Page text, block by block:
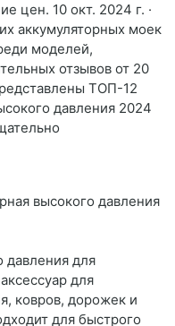
цен. 10 окт. 2024 г. ·
аккумуляторных моек
моделей,
отзывов от 20
ТОП-12
давления 2024
давления для
для
ковров, дорожек и
для быстрого